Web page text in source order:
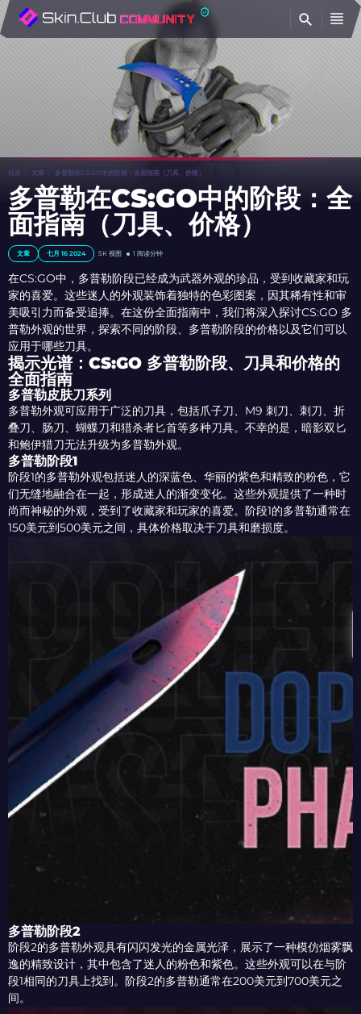
社区 文章 多普勒在CS:GO中的阶段：全面指南（刀具、价格）
多普勒在CS:GO中的阶段：全
面指南（刀具、价格）
文章 七月 16 2024 5K 视图 1 阅读分钟
在CS:GO中，多普勒阶段已经成为武器外观的珍品，受到收藏家和玩
家的喜爱。这些迷人的外观装饰着独特的色彩图案，因其稀有性和审
美吸引力而备受追捧。在这份全面指南中，我们将深入探讨CS:GO 多
普勒外观的世界，探索不同的阶段、多普勒阶段的价格以及它们可以
应用于哪些刀具。
揭示光谱：CS:GO 多普勒阶段、刀具和价格的
全面指南
多普勒皮肤刀系列
多普勒外观可应用于广泛的刀具，包括爪子刀、M9 刺刀、刺刀、折
叠刀、肠刀、蝴蝶刀和猎杀者匕首等多种刀具。不幸的是，暗影双匕
和鲍伊猎刀无法升级为多普勒外观。
多普勒阶段1
阶段1的多普勒外观包括迷人的深蓝色、华丽的紫色和精致的粉色，它
们无缝地融合在一起，形成迷人的渐变变化。这些外观提供了一种时
尚而神秘的外观，受到了收藏家和玩家的喜爱。阶段1的多普勒通常在
150美元到500美元之间，具体价格取决于刀具和磨损度。
多普勒阶段2
阶段2的多普勒外观具有闪闪发光的金属光泽，展示了一种模仿烟雾飘
逸的精致设计，其中包含了迷人的粉色和紫色。这些外观可以在与阶
段1相同的刀具上找到。阶段2的多普勒通常在200美元到700美元之
间。